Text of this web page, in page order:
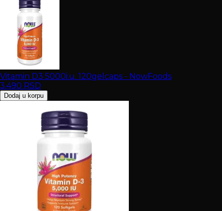
Vitamin D3 5000i.u. 120gelcaps - NowFoods
3.490 RSD
Dodaj u korpu